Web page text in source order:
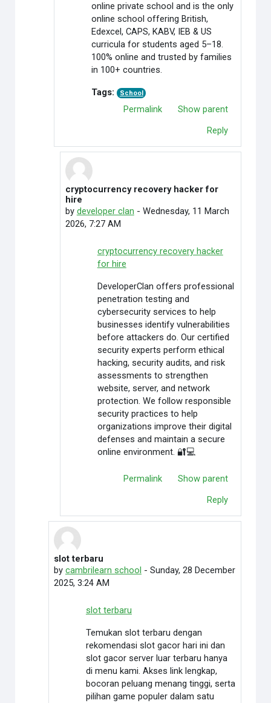
online private school and is the only
online school offering British,
Edexcel, CAPS, KABV, IEB & US
curricula for students aged 5–18.
100% online and trusted by families
in 100+ countries.
Tags: School
Permalink
Show parent
Reply
In reply to cambrilearn school
cryptocurrency recovery hacker for
hire
by developer clan - Wednesday, 11 March
2026, 7:27 AM
cryptocurrency recovery hacker
for hire
DeveloperClan offers professional
penetration testing and
cybersecurity services to help
businesses identify vulnerabilities
before attackers do. Our certified
security experts perform ethical
hacking, security audits, and risk
assessments to strengthen
website, server, and network
protection. We follow responsible
security practices to help
organizations improve their digital
defenses and maintain a secure
online environment. 🔐💻
Permalink
Show parent
Reply
In reply to Credit Cardoffers
slot terbaru
by cambrilearn school - Sunday, 28 December
2025, 3:24 AM
slot terbaru
Temukan slot terbaru dengan
rekomendasi slot gacor hari ini dan
slot gacor server luar terbaru hanya
di menu kami. Akses link lengkap,
bocoran peluang menang tinggi, serta
pilihan game populer dalam satu